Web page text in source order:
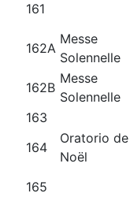
161
162A
Messe
Solennelle
162B
Messe
Solennelle
163
164
Oratorio de
Noël
165